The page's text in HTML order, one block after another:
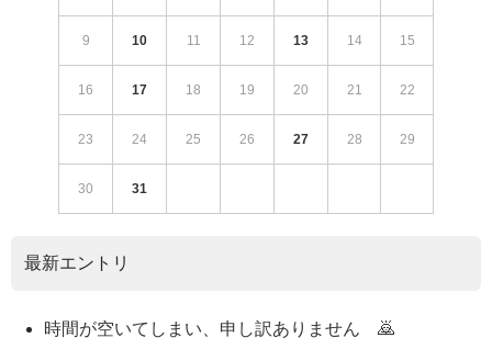
9 10 11 12 13 14 15
16 17 18 19 20 21 22
23 24 25 26 27 28 29
30 31
最新エントリ
時間が空いてしまい、申し訳ありません 🙇